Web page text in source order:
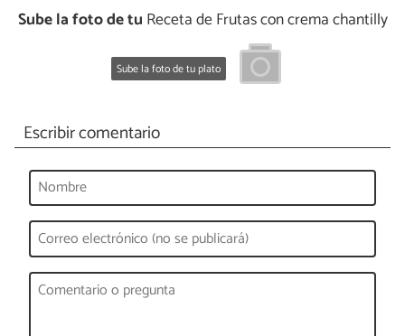
Sube la foto de tu Receta de Frutas con crema chantilly
Sube la foto de tu plato
Escribir comentario